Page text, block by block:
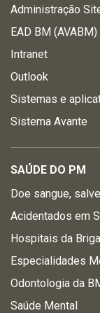
Administração
EAD BM (AVABM)
Intranet
Outlook
Sistemas e
Sistema Avante
SAÚDE DO PM
Doe sangue,
Acidentados em
Hospitais da
Especialidades
Odontologia da
Saúde Mental